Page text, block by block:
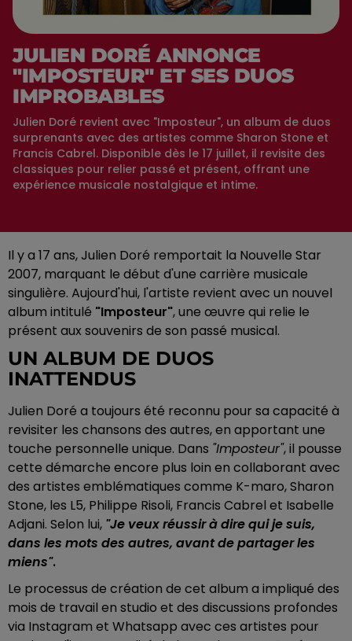
JULIEN DORÉ ANNONCE
"IMPOSTEUR" ET SES DUOS
IMPROBABLES
Julien Doré revient avec "Imposteur", un album de duos
surprenants avec des artistes comme Sharon Stone et
Francis Cabrel. Disponible dès le 17 juillet, il revisite des
classiques pour relier passé et présent, offrant une
expérience musicale nostalgique et intime.
Il y a 17 ans, Julien Doré remportait la Nouvelle Star
2007, marquant le début d'une carrière musicale
singulière. Aujourd'hui, l'artiste revient avec un nouvel
album intitulé "Imposteur", une œuvre qui relie le
présent aux souvenirs de son passé musical.
UN ALBUM DE DUOS
INATTENDUS
Julien Doré a toujours été reconnu pour sa capacité à
revisiter les chansons des autres, en apportant une
touche personnelle unique. Dans "Imposteur", il pousse
cette démarche encore plus loin en collaborant avec
des artistes emblématiques comme K-maro, Sharon
Stone, les L5, Philippe Risoli, Francis Cabrel et Isabelle
Adjani. Selon lui, "Je veux réussir à dire qui je suis,
dans les mots des autres, avant de partager les
miens".
Le processus de création de cet album a impliqué des
mois de travail en studio et des discussions profondes
via Instagram et Whatsapp avec ces artistes pour